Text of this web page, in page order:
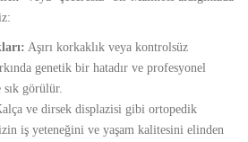
Aşırı korkaklık veya kontrolsüz
genetik bir hatadır ve profesyonel
görülür.
ve dirsek displazisi gibi ortopedik
iş yeteneğini ve yaşam kalitesini elinden